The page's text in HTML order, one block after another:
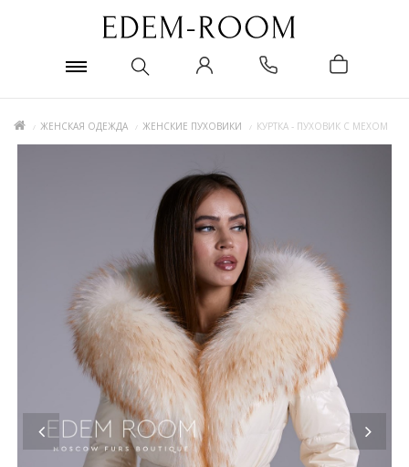
ЖЕНСКАЯ ОДЕЖДА ЖЕНСКИЕ ПУХОВИКИ КУРТКА - ПУХОВИК С МЕХОМ